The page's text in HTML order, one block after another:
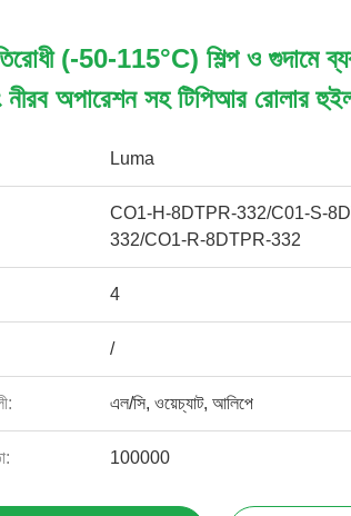
(-50-115°C) শিল্প ও গুদামে
নীরব অপারেশন সহ টিপিআর রোলার
Luma
CO1-H-8DTPR-332/C01-S-
332/CO1-R-8DTPR-332
4
/
এল/সি, ওয়েচ্যাট, আলিপে
100000